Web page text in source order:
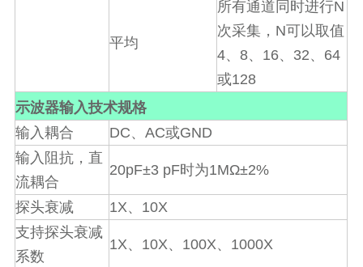
平均
所有通道同时进行N
次采集， N可以取值
4、8、 16、 32、 64
或128
示波器输入技术规格
输入耦合
DC、AC或GND
输入阻抗，直
流耦合
20pF±3 pF时为1MΩ±2%
探头衰减 1X、 10X
支持探头衰减
系数
1X、 10X、 100X、 1000X